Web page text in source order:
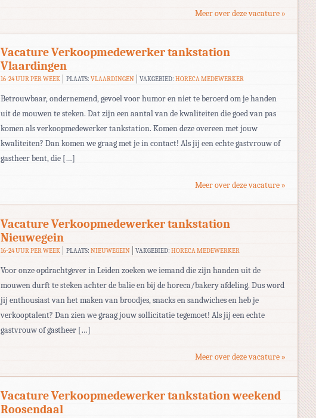
Meer over deze vacature »
Vacature Verkoopmedewerker tankstation
Vlaardingen
16-24 UUR PER WEEK PLAATS: VLAARDINGEN VAKGEBIED:HORECA MEDEWERKER
Betrouwbaar, ondernemend, gevoel voor humor en niet te beroerd om je handen
uit de mouwen te steken. Dat zijn een aantal van de kwaliteiten die goed van pas
komen als verkoopmedewerker tankstation. Komen deze overeen met jouw
kwaliteiten? Dan komen we graag met je in contact! Als jij een echte gastvrouw of
gastheer bent, die […]
Meer over deze vacature »
Vacature Verkoopmedewerker tankstation
Nieuwegein
16-24 UUR PER WEEK PLAATS: NIEUWEGEIN VAKGEBIED:HORECA MEDEWERKER
Voor onze opdrachtgever in Leiden zoeken we iemand die zijn handen uit de
mouwen durft te steken achter de balie en bij de horeca/bakery afdeling. Dus word
jij enthousiast van het maken van broodjes, snacks en sandwiches en heb je
verkooptalent? Dan zien we graag jouw sollicitatie tegemoet! Als jij een echte
gastvrouw of gastheer […]
Meer over deze vacature »
Vacature Verkoopmedewerker tankstation weekend
Roosendaal